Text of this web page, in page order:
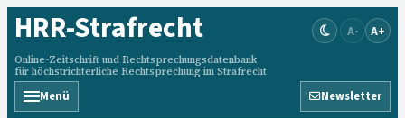
HRR-Strafrecht
Online-Zeitschrift und Rechtsprechungsdatenbank
für höchstrichterliche Rechtsprechung im Strafrecht
A- A+
Menü Newsletter